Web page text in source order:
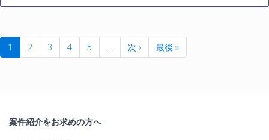
1 2 3 4 5 … 次 › 最後 »
案件紹介をお求めの方へ